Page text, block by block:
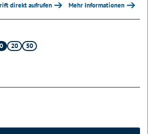
direkt aufrufen Mehr Informationen
20 50